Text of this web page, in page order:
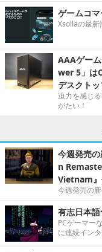
ゲームコ
Xsollaの最新
AAAゲー
wer 5」は
デスクトッ
迫力を感じ
がたい！
今週発売
n
Vietnam
今週発売の新
有志日本
PCゲーマー
に連続インタ